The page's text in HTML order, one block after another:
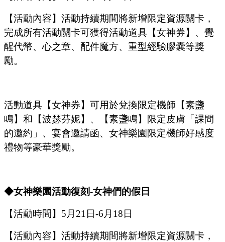
【活動內容】活動持續期間將新增限定資源關卡，
完成所有活動關卡可獲得活動道具【女神券】、覺
醒代幣、心之章、配件魔方、重型經驗膠囊等獎
勵。
活動道具【女神券】可用於兌換限定機師【素盞
鳴】和【波瑟芬妮】、【素盞鳴】限定皮膚「課間
的邀約」、宴會邀請函、女神樂園限定機師好感度
禮物等豪華獎勵。
◆女神樂園活動復刻-女神們的假日
【活動時間】 5 月 21 日-6 月 18 日
【活動內容】活動持續期間將新增限定資源關卡，